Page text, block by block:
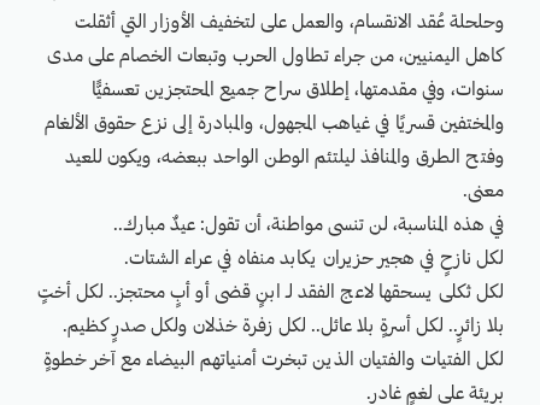
وحلحلة عُقد الانقسام، والعمل على لتخفيف الأوزار التي أثقلت
كاهل اليمنيين، من جراء تطاول الحرب وتبعات الخصام على مدى
سنوات، وفي مقدمتها، إطلاق سراح جميع المحتجزين تعسفيًّا
والمختفين قسريًا في غياهب المجهول، والمبادرة إلى نزع حقوق الألغام
وفتح الطرق والمنافذ ليلتئم الوطن الواحد ببعضه، ويكون للعيد
معنى.
في هذه المناسبة، لن تنسى مواطنة، أن تقول: عيدٌ مبارك..
لكل نازحٍ في هجير حزيران يكابد منفاه في عراء الشتات.
لكل ثكلى يسحقها لاعج الفقد لـ ابنٍ قضى أو أبٍ محتجز.. لكل أختٍ
بلا زائرٍ.. لكل أسرةٍ بلا عائل.. لكل زفرة خذلان ولكل صدرٍ كظيم.
لكل الفتيات والفتيان الذين تبخرت أمنياتهم البيضاء مع آخر خطوةٍ
بريئة على لغمٍ غادر.